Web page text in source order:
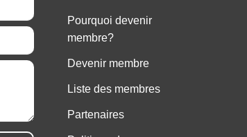
Pourquoi devenir
membre?
Devenir membre
Liste des membres
Partenaires